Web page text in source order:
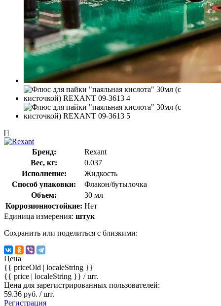
[]
Бренд:
Rexant
Вес, кг:
0.037
Исполнение:
Жидкость
Способ упаковки:
Флакон/бутылочка
Объем:
30 мл
Коррозионностойкие: Нет
Единица измерения: штук
Сохранить или поделиться с близкими:
Цена
{{ priceOld | localeString }}
{{ price | localeString }} / шт.
Цена для зарегистрированных пользователей:
59.36 руб. / шт.
Регистрация